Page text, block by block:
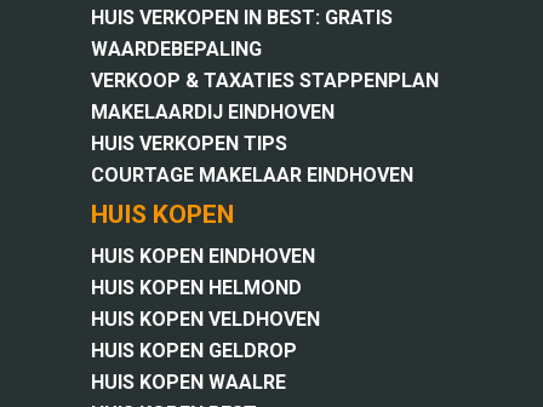
HUIS VERKOPEN IN BEST: GRATIS
WAARDEBEPALING
VERKOOP & TAXATIES STAPPENPLAN
MAKELAARDIJ EINDHOVEN
HUIS VERKOPEN TIPS
COURTAGE MAKELAAR EINDHOVEN
HUIS KOPEN
HUIS KOPEN EINDHOVEN
HUIS KOPEN HELMOND
HUIS KOPEN VELDHOVEN
HUIS KOPEN GELDROP
HUIS KOPEN WAALRE